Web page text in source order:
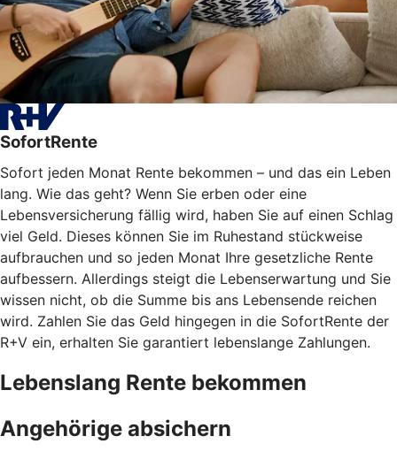
SofortRente
Sofort jeden Monat Rente bekommen – und das ein Leben
lang. Wie das geht? Wenn Sie erben oder eine
Lebensversicherung fällig wird, haben Sie auf einen Schlag
viel Geld. Dieses können Sie im Ruhestand stückweise
aufbrauchen und so jeden Monat Ihre gesetzliche Rente
aufbessern. Allerdings steigt die Lebenserwartung und Sie
wissen nicht, ob die Summe bis ans Lebensende reichen
wird. Zahlen Sie das Geld hingegen in die SofortRente der
R+V ein, erhalten Sie garantiert lebenslange Zahlungen.
Lebenslang Rente bekommen
Angehörige absichern